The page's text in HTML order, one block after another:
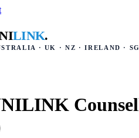
LINK.
· UK · NZ · IRELAND ·